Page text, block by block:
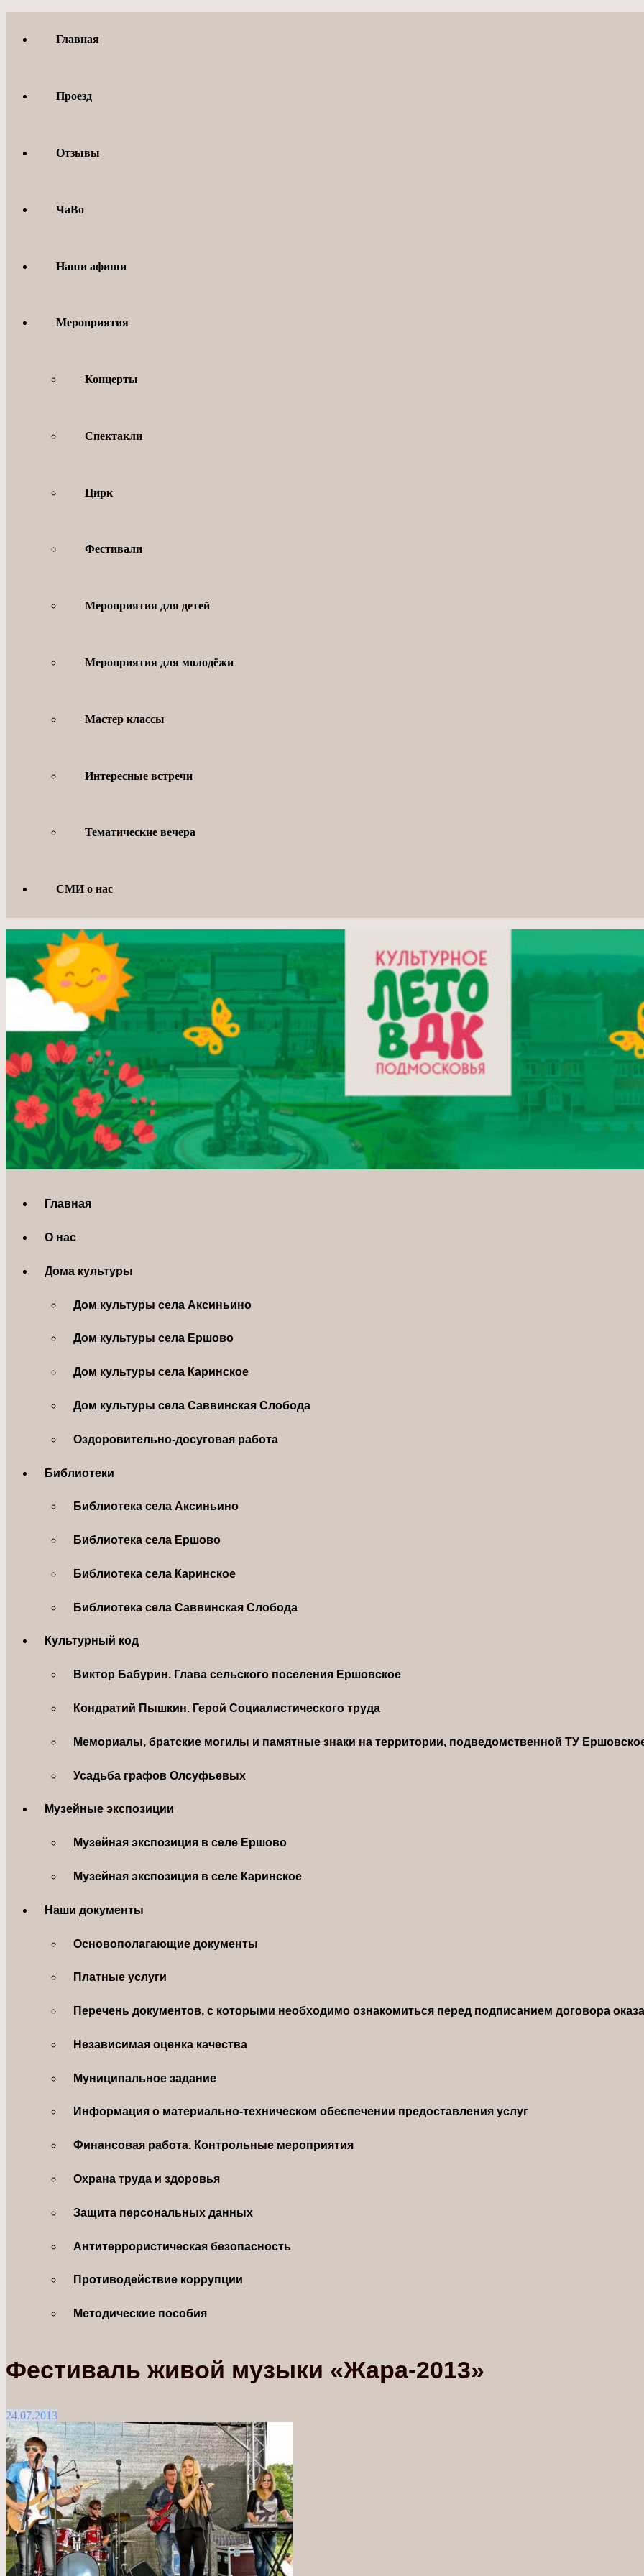
содержимомуГлавная
Проезд
Отзывы
ЧаВо
Наши афиши
Мероприятия
Концерты
Спектакли
Цирк
Фестивали
Мероприятия для детей
Мероприятия для молодёжи
Мастер классы
Интересные встречи
Тематические вечера
СМИ о нас
Главная
О нас
Дома культуры
Дом культуры села Аксиньино
Дом культуры села Ершово
Дом культуры села Каринское
Дом культуры села Саввинская Слобода
Оздоровительно-досуговая работа
Библиотеки
Библиотека села Аксиньино
Библиотека села Ершово
Библиотека села Каринское
Библиотека села Саввинская Слобода
Культурный код
Виктор Бабурин. Глава сельского поселения Ершовское
Кондратий Пышкин. Герой Социалистического труда
Мемориалы, братские могилы и памятные знаки на территории, подведомственной ТУ
Усадьба графов Олсуфьевых
Музейные экспозиции
Музейная экспозиция в селе Ершово
Музейная экспозиция в селе Каринское
Наши документы
Основополагающие документы
Платные услуги
Перечень документов, с которыми необходимо ознакомиться перед подписанием договора
Независимая оценка качества
Муниципальное задание
Информация о материально-техническом обеспечении предоставления услуг
Финансовая работа. Контрольные мероприятия
Охрана труда и здоровья
Защита персональных данных
Антитеррористическая безопасность
Противодействие коррупции
Методические пособия
Фестиваль живой музыки «Жара-2013»
24.07.2013